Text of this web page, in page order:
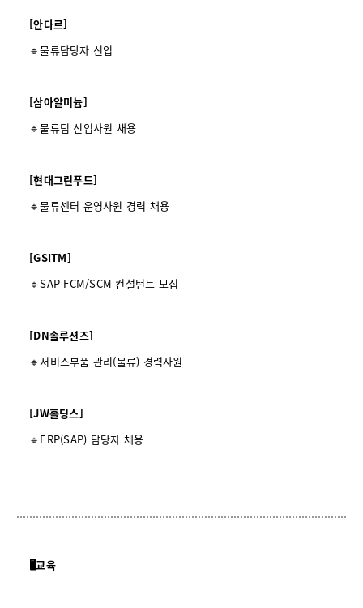
[안다르]
🔹물류담당자 신입
[삼아알미늄]
🔹물류팀 신입사원 채용
[현대그린푸드]
🔹물류센터 운영사원 경력 채용
[GSITM]
🔹SAP FCM/SCM 컨설턴트 모집
[DN솔루션즈]
🔹서비스부품 관리(물류) 경력사원
[JW홀딩스]
🔹ERP(SAP) 담당자 채용
🖥️교육